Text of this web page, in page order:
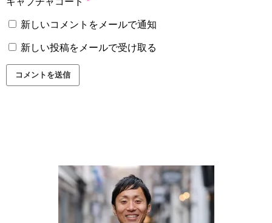
新しいコメントをメールで通知
新しい投稿をメールで受け取る